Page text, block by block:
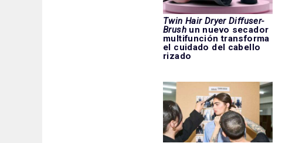
Twin Hair Dryer Diffuser-
Brushun nuevo secador
multifunción transforma
el cuidado del cabello
rizado